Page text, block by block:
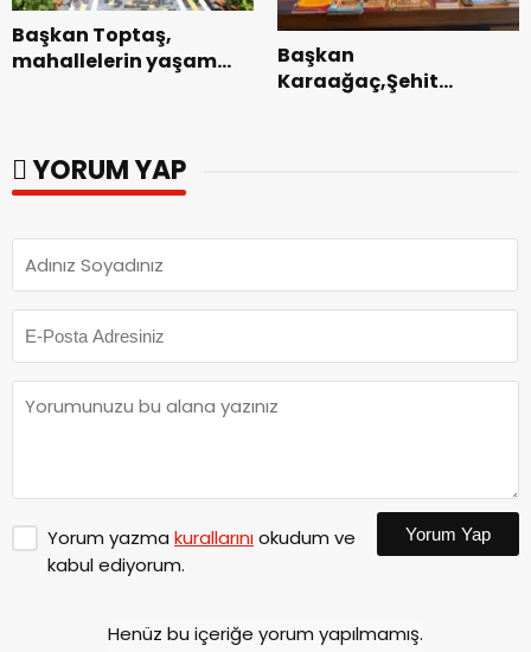
Başkan Toptaş,
mahallelerin yaşam
Başkan
Karaağaç,Şehit
YORUM YAP
Yorum yazma kurallarınıokudum ve
kabul ediyorum.
Yorum Yap
Henüz bu içeriğe yorum yapılmamış.